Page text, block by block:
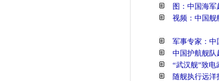
图：中国海
视频：中国舰
军事专家：中
中国护航舰队
“武汉舰”致电
随舰执行远